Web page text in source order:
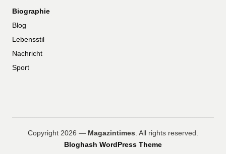
Biographie
Blog
Lebensstil
Nachricht
Sport
Copyright 2026 — Magazintimes. All rights reserved.
Bloghash WordPress Theme